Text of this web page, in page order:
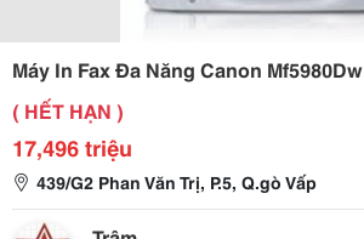
Máy In Fax Đa Năng Canon Mf5980Dw
( HẾT HẠN )
17,496 triệu
439/G2 Phan Văn Trị, P.5, Q.gò Vấp